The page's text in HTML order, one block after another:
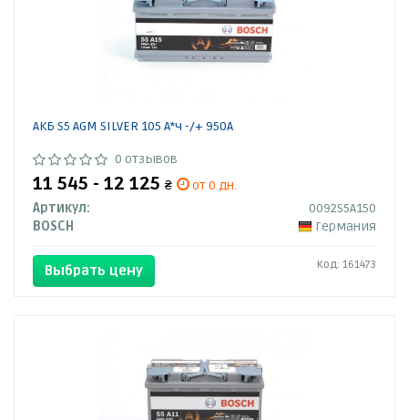
АКБ S5 AGM SILVER 105 А*ч -/+ 950A
0 отзывов
11 545 - 12 125 ₴
от 0 дн.
Артикул:
0092S5A150
BOSCH
Германия
Выбрать цену Код: 161473